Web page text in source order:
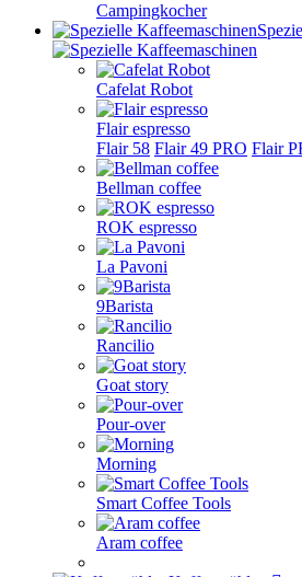
Campingkocher
Cafelat Robot
Flair espresso
Flair 58 Flair 49 PRO Flair
Bellman coffee
ROK espresso
La Pavoni
9Barista
Rancilio
Goat story
Pour-over
Morning
Smart Coffee Tools
Aram coffee